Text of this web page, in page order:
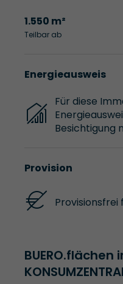
1.550 m²
Teilbar ab
Energieausweis
Für diese
Besichtigung
Provision
Provisionsfrei
BUERO.flächen